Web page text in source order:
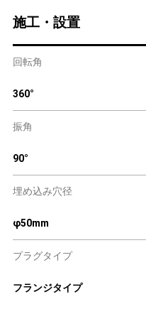
施工・設置
回転角
360°
振角
90°
埋め込み穴径
φ50mm
プラグタイプ
フランジタイプ